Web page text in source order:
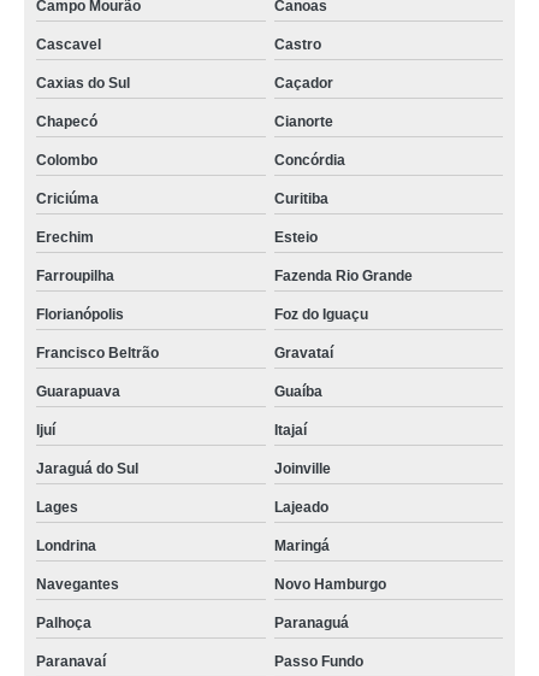
Campo Mourão Canoas
Cascavel Castro
Caxias do Sul Caçador
Chapecó Cianorte
Colombo Concórdia
Criciúma Curitiba
Erechim Esteio
Farroupilha Fazenda Rio Grande
Florianópolis Foz do Iguaçu
Francisco Beltrão Gravataí
Guarapuava Guaíba
Ijuí Itajaí
Jaraguá do Sul Joinville
Lages Lajeado
Londrina Maringá
Navegantes Novo Hamburgo
Palhoça Paranaguá
Paranavaí Passo Fundo